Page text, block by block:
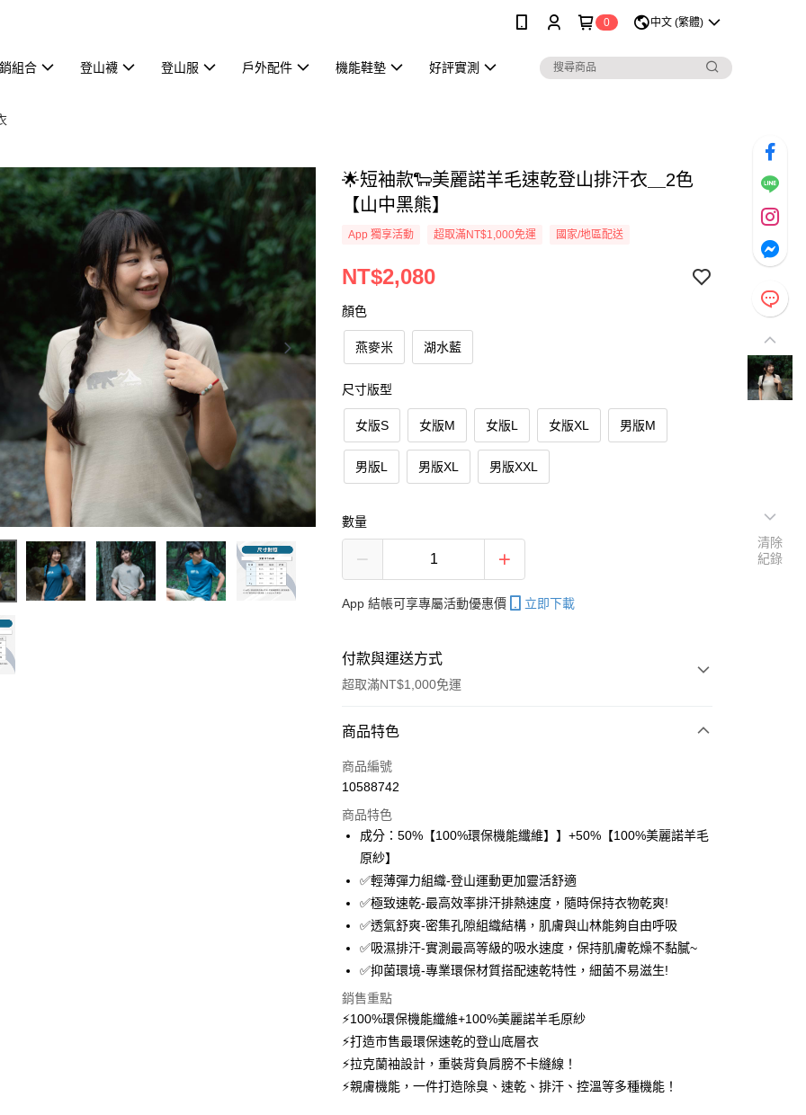
0 中文 (繁體)
組合 登山襪 登山服 戶外配件 機能鞋墊 好評實測
🌟短袖款🐑美麗諾羊毛速乾登山排汗衣＿2色
【山中黑熊】
App 獨享活動 超取滿NT$1,000免運 國家/地區配送
NT$2,080
顏色
燕麥米 湖水藍
尺寸版型
女版S 女版M 女版L 女版XL 男版M
男版L 男版XL 男版XXL
數量
App 結帳可享專屬活動優惠價 立即下載
付款與運送方式
超取滿NT$1,000免運
付款方式
信用卡一次付款
3 期 0 利率 每期 NT$693 21家銀行
合作金庫商業銀行
華南商業銀行
彰化商業銀行
國泰世華商業銀行
兆豐國際商業銀行
臺灣中小企業銀行
台中商業銀行
匯豐（台灣）商業銀行
華泰商業銀行
聯邦商業銀行
遠東國際商業銀行
玉山商業銀行
台新國際商業銀行
中國信託商業銀行
台灣樂天信用卡公司
6 期 0 利率 每期
合作金庫商業銀行
第一商業銀行
華南商業銀行
彰化商業銀行
上海商業儲蓄銀行
台北富邦商業銀行
臺灣中小企業銀行
台中商業銀行
匯豐（台灣）商業銀行
華泰商業銀行
聯邦商業銀行
元大商業銀行
永豐商業銀行
台新國際商業銀行
台灣樂天信用卡公司
12 期 0 利率 每期NT$173
合作金庫商業銀行
第一商業銀行
華南商業銀行
彰化商業銀行
上海商業儲蓄銀行
台北富邦商業銀行
國泰世華商業銀行
兆豐國際商業銀行
匯豐（台灣）商業銀行
聯邦商業銀行
遠東國際商業銀行
元大商業銀行
玉山商業銀行
星展（台灣）商業銀行
台灣樂天信用卡公司
24 期 0 利率 每期NT$86 20家銀行
合作金庫商業銀行
第一商業銀行
華南商業銀行
彰化商業銀行
上海商業儲蓄銀行
台北富邦商業銀行
兆豐國際商業銀行
台中商業銀行
華泰商業銀行
聯邦商業銀行
遠東國際商業銀行
永豐商業銀行
玉山商業銀行
星展（台灣）商業銀行
台新國際商業銀行
LINE Pay
Apple Pay
悠遊付
大哥付你分期
相關說明
商品特色
商品編號
10588742
商品特色
成分：50%【100%環保機能纖維】】+50%【100%美麗諾羊毛
原紗】
✅輕薄彈力組織-登山運動更加靈活舒適
✅極致速乾-最高效率排汗排熱速度，隨時保持衣物乾爽!
✅透氣舒爽-密集孔隙組織結構，肌膚與山林能夠自由呼吸
✅吸濕排汗-實測最高等級的吸水速度，保持肌膚乾燥不黏膩~
✅抑菌環境-專業環保材質搭配速乾特性，細菌不易滋生!
銷售重點
⚡100%環保機能纖維+100%美麗諾羊毛原紗
⚡打造市售最環保速乾的登山底層衣
⚡拉克蘭袖設計，重裝背負肩膀不卡縫線！
⚡親膚機能，一件打造除臭、速乾、排汗、控溫等多種機能！
清除
紀錄